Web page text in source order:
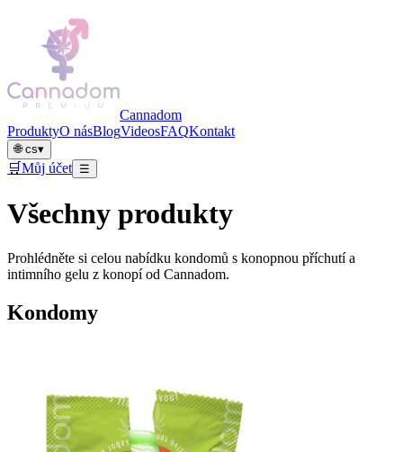
Cannadom
ProduktyO násBlogVideosFAQKontakt
🌐cs▾
🛒Můj účet ☰
Všechny produkty
Prohlédněte si celou nabídku kondomů s konopnou příchutí a
intimního gelu z konopí od Cannadom.
Kondomy